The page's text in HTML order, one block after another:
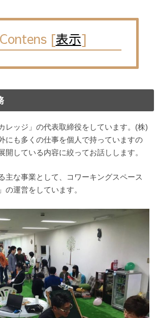
Contens [表示]
レッジ」の代表取締役をしています。(株)
にも多くの仕事を個人で持っていますの
開している内容に絞ってお話しします。
主な事業として、コワーキングスペース
の運営をしています。